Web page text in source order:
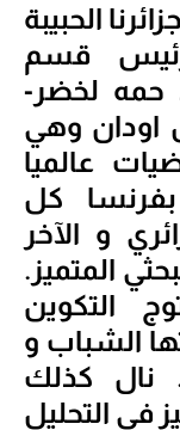
الحبيبة
قسم
حمه لخضر-
اودان وهي
عالميا
بفرنسا كل
و الآخر
المتميز.
التكوين
الشباب و
نال كذلك
في التحليل